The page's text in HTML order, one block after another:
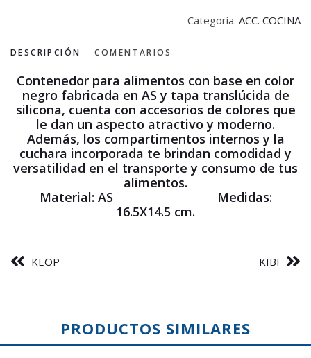
Categoría: ACC. COCINA
DESCRIPCIÓN COMENTARIOS
Contenedor para alimentos con base en color
negro fabricada en AS y tapa translúcida de
silicona, cuenta con accesorios de colores que
le dan un aspecto atractivo y moderno.
Además, los compartimentos internos y la
cuchara incorporada te brindan comodidad y
versatilidad en el transporte y consumo de tus
alimentos.
Material: AS Medidas:
16.5X14.5 cm.
KEOP KIBI
PRODUCTOS SIMILARES